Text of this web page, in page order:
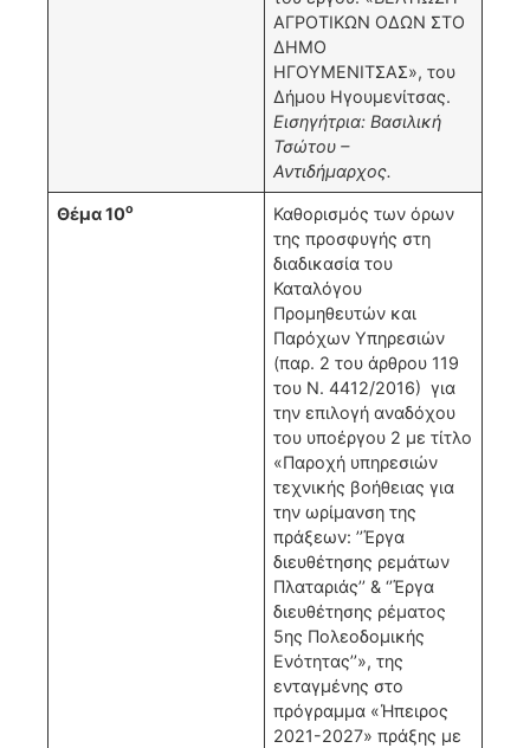
ΑΓΡΟΤΙΚΩΝ ΟΔΩΝ ΣΤΟ
ΔΗΜΟ
ΗΓΟΥΜΕΝΙΤΣΑΣ», του
Δήμου Ηγουμενίτσας.
Εισηγήτρια: Βασιλική
Τσώτου –
Αντιδήμαρχος.
Θέμα 10ο
Καθορισμός των όρων
της προσφυγής στη
διαδικασία του
Καταλόγου
Προμηθευτών και
Παρόχων Υπηρεσιών
(παρ. 2 του άρθρου 119
του Ν. 4412/2016) για
την επιλογή αναδόχου
του υποέργου 2 με τίτλο
«Παροχή υπηρεσιών
τεχνικής βοήθειας για
την ωρίμανση της
πράξεων: ’’Έργα
διευθέτησης ρεμάτων
Πλαταριάς’’ & ‘’Έργα
διευθέτησης ρέματος
5ης Πολεοδομικής
Ενότητας’’», της
ενταγμένης στο
πρόγραμμα «Ήπειρος
2021-2027» πράξης με